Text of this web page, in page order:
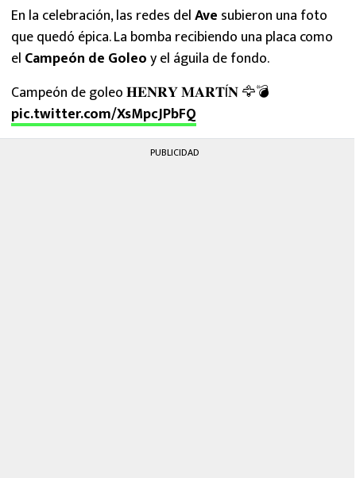
En la celebración, las redes delAve subieron una foto
que quedó épica. La bomba recibiendo una placa como
el Campeón de Goleoy el águila de fondo.
Campeón de goleo 𝐇𝐄𝐍𝐑𝐘 𝐌𝐀𝐑𝐓Í𝐍 🦅💣
pic.twitter.com/XsMpcJPbFQ
PUBLICIDAD